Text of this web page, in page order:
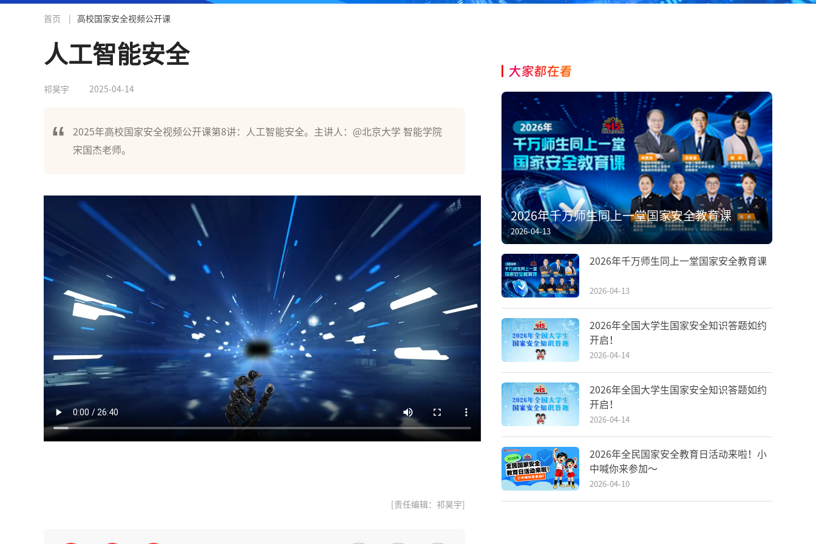
首页 高校国家安全视频公开课
人工智能安全
祁昊宇 2025-04-14
2025年高校国家安全视频公开课第8讲：人工智能安全。主讲人：@北京大学 智能学院
宋国杰老师。
[责任编辑：祁昊宇]
大家都在看
2026年千万师生同上一堂国家安全教育课
2026-04-13
2026年千万师生同上一堂国家安全教育课
2026-04-13
2026年全国大学生国家安全知识答题如约
开启！
2026-04-14
2026年全国大学生国家安全知识答题如约
开启！
2026-04-14
2026年全民国家安全教育日活动来啦！小
中喊你来参加～
2026-04-10